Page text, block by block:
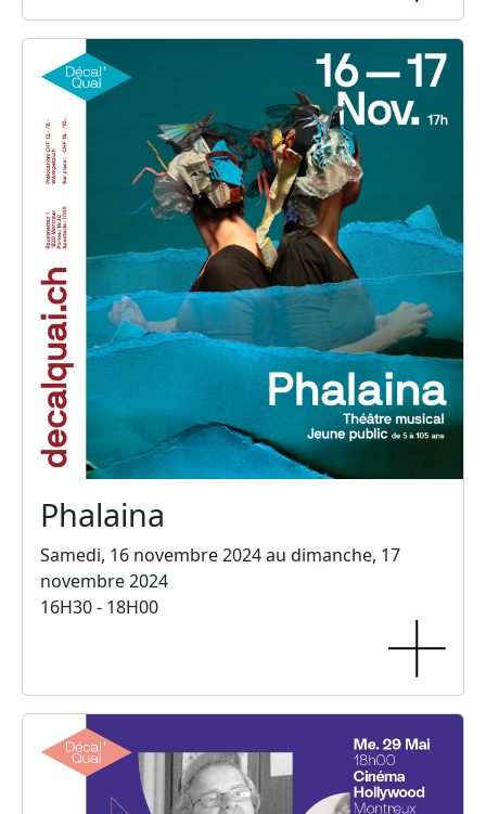
Phalaina
Samedi, 16 novembre 2024 au dimanche, 17
novembre 2024
16H30 - 18H00